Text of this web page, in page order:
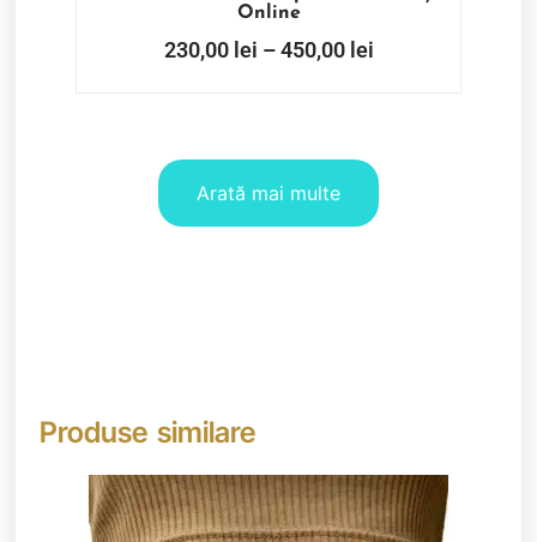
Online
230,00 lei – 450,00 lei
Arată mai multe
Produse similare